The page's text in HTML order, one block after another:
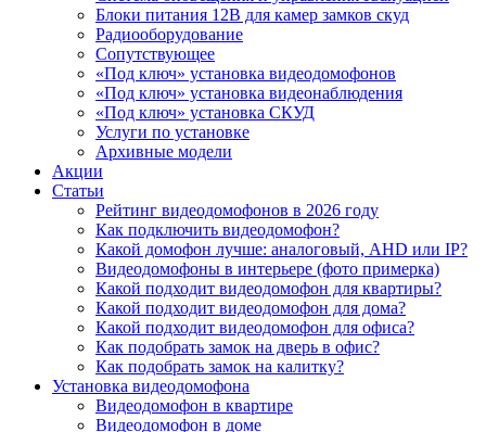
Блоки питания 12В для камер замков скуд
Радиооборудование
Сопутствующее
«Под ключ» установка видеодомофонов
«Под ключ» установка видеонаблюдения
«Под ключ» установка СКУД
Услуги по установке
Архивные модели
Акции
Статьи
Рейтинг видеодомофонов в 2026 году
Как подключить видеодомофон?
Какой домофон лучше: аналоговый, AHD или IP?
Видеодомофоны в интерьере (фото примерка)
Какой подходит видеодомофон для квартиры?
Какой подходит видеодомофон для дома?
Какой подходит видеодомофон для офиса?
Как подобрать замок на дверь в офис?
Как подобрать замок на калитку?
Установка видеодомофона
Видеодомофон в квартире
Видеодомофон в доме